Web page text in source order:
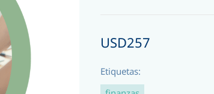
USD257
Etiquetas: